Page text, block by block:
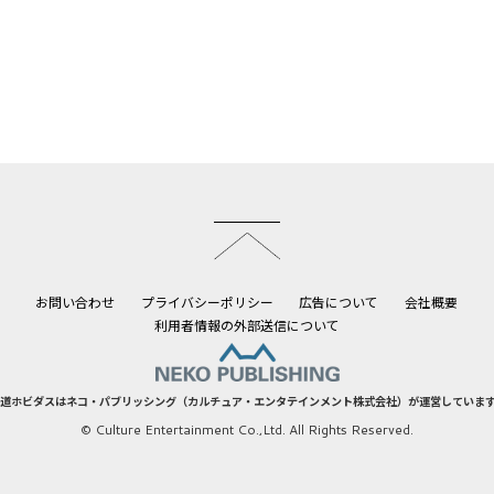
お問い合わせ プライバシーポリシー 広告について
会社概要
利用者情報の外部送信について
ホビダスはネコ・パブリッシング（カルチュア・エンタテインメント株式会社）が運営していま
© Culture Entertainment Co.,Ltd. All Rights Reserved.